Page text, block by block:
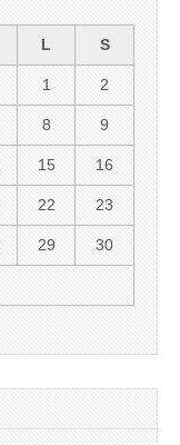
L S
1 2
8 9
15 16
22 23
29 30